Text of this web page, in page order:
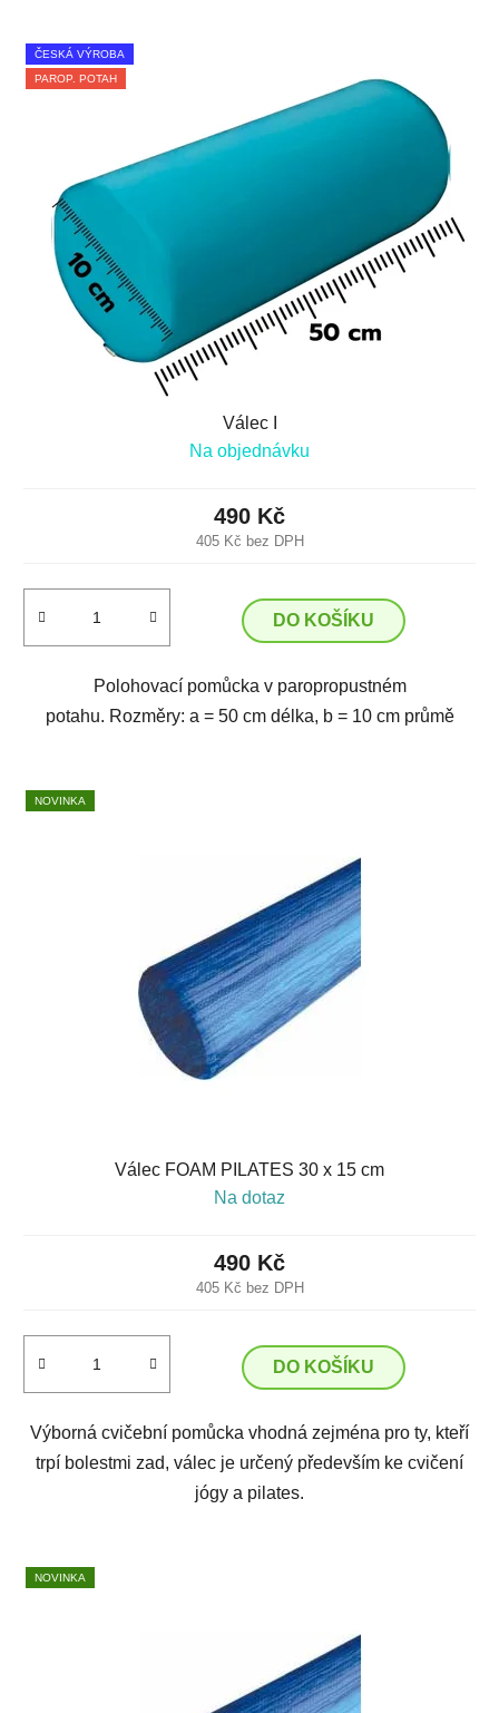
ČESKÁ VÝROBA
PAROP. POTAH
Válec I
Na objednávku
405 Kč bez DPH
490 Kč
DO KOŠÍKU
Polohovací pomůcka v paropropustném
potahu. Rozměry: a = 50 cm délka, b = 10 cm průmě
NOVINKA
Válec FOAM PILATES 30 x 15 cm
Na dotaz
405 Kč bez DPH
490 Kč
DO KOŠÍKU
Výborná cvičební pomůcka vhodná zejména pro ty, kteří
trpí bolestmi zad, válec je určený především ke cvičení
jógy a pilates.
NOVINKA